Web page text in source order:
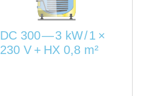
DC 300 — 3 kW / 1 ×
230 V + HX 0,8 m²